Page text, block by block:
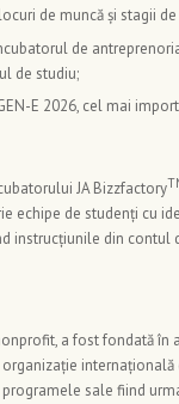
de muncă și stagii de
de
de studiu;
E 2026, cel mai
JA Bizzfactory
echipe de studenți cu
din contul
a fost fondată în
sale fiind